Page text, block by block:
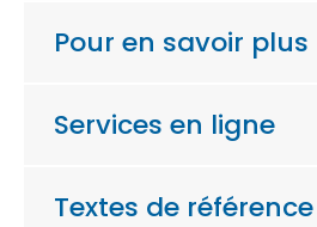
Pour en savoir plus
Services en ligne
Textes de référence